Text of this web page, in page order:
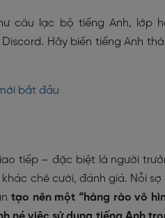
câu lạc bộ tiếng Anh, lớp
Hãy biến tiếng Anh
bắt đầu
tiếp – đặc biệt là người
chê cười, đánh giá. Nỗi sợ
tạo nên một “hàng rào vô